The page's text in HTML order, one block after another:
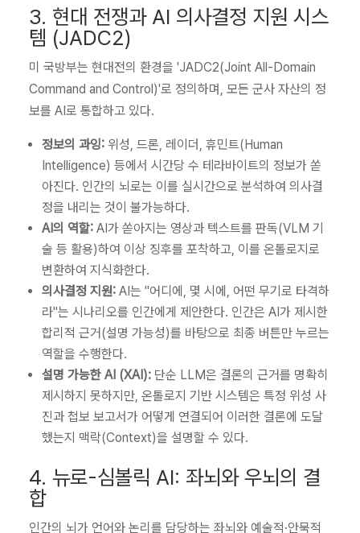
3. 현대 전쟁과 AI 의사결정 지원 시스
템 (JADC2)
미 국방부는 현대전의 환경을 'JADC2(Joint All-Domain
Command and Control)'로 정의하며, 모든 군사 자산의 정
보를 AI로 통합하고 있다.
정보의 과잉: 위성, 드론, 레이더, 휴민트(Human
Intelligence) 등에서 시간당 수 테라바이트의 정보가 쏟
아진다. 인간의 뇌로는 이를 실시간으로 분석하여 의사결
정을 내리는 것이 불가능하다.
AI의 역할: AI가 쏟아지는 영상과 텍스트를 판독(VLM 기
술 등 활용)하여 이상 징후를 포착하고, 이를 온톨로지로
변환하여 지식화한다.
의사결정 지원: AI는 "어디에, 몇 시에, 어떤 무기로 타격하
라"는 시나리오를 인간에게 제안한다. 인간은 AI가 제시한
합리적 근거(설명 가능성)를 바탕으로 최종 버튼만 누르는
역할을 수행한다.
설명 가능한 AI (XAI): 단순 LLM은 결론의 근거를 명확히
제시하지 못하지만, 온톨로지 기반 시스템은 특정 위성 사
진과 첩보 보고서가 어떻게 연결되어 이러한 결론에 도달
했는지 맥락(Context)을 설명할 수 있다.
4. 뉴로-심볼릭 AI: 좌뇌와 우뇌의 결
합
인간의 뇌가 언어와 논리를 담당하는 좌뇌와 예술적·안묵적